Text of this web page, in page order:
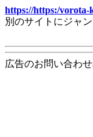
https://https:/
別のサイトにジャ
広告のお問い合わ